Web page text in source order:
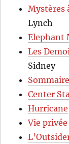
Mystères
Lynch
Elephant
Les
Sidney
Center
Hurricane
Vie privée